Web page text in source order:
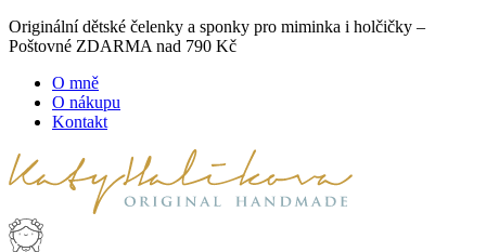
Originální dětské čelenky a sponky pro miminka i holčičky –
Poštovné ZDARMA nad 790 Kč
O mně
O nákupu
Kontakt